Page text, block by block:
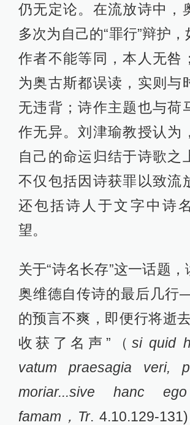
仍无定论。在流放诗中，
多次为自己的“罪行”辩护
作者不能等同，本人无咎
为奥古斯都误读，实则与
无违背；诗作主题也与荷
作无异。刘津瑜教授认为
自己的命运归结于诗歌之
不仅包括因诗获罪以致流
还包括诗人于文字中诗
望。
关于“诗名长存”这一话题
奥维德自传诗的最后几行
的预言不爽，即便行将逝
收获了名声”（ si quid
vatum praesagia veri,
moriar...sive hanc
famam，Tr. 4.10.129-